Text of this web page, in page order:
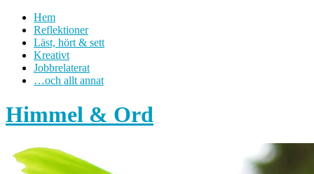
Hem
Reflektioner
Läst, hört & sett
Kreativt
Jobbrelaterat
…och allt annat
Himmel & Ord